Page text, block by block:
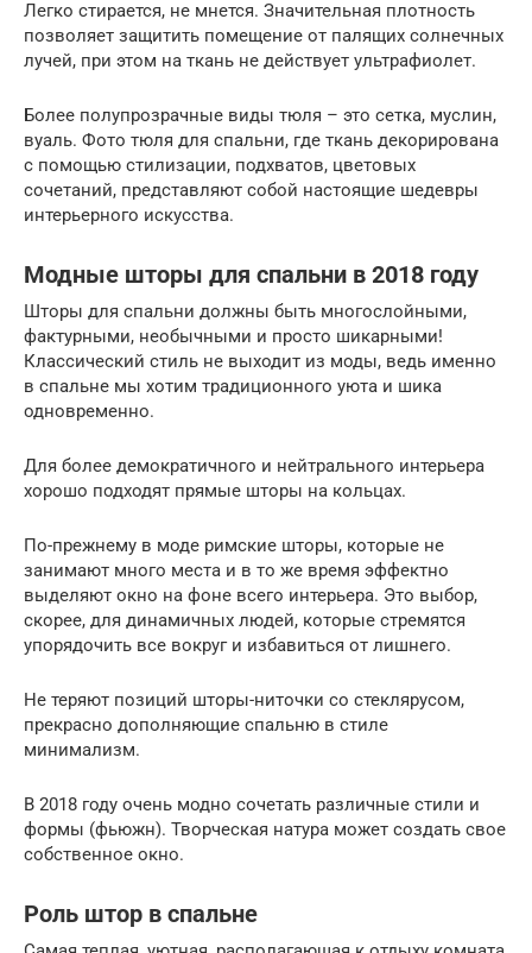
Легко стирается, не мнется. Значительная плотность
позволяет защитить помещение от палящих солнечных
лучей, при этом на ткань не действует ультрафиолет.
Более полупрозрачные виды тюля – это сетка, муслин,
вуаль. Фото тюля для спальни, где ткань декорирована
с помощью стилизации, подхватов, цветовых
сочетаний, представляют собой настоящие шедевры
интерьерного искусства.
Модные шторы для спальни в 2018 году
Шторы для спальни должны быть многослойными,
фактурными, необычными и просто шикарными!
Классический стиль не выходит из моды, ведь именно
в спальне мы хотим традиционного уюта и шика
одновременно.
Для более демократичного и нейтрального интерьера
хорошо подходят прямые шторы на кольцах.
По-прежнему в моде римские шторы, которые не
занимают много места и в то же время эффектно
выделяют окно на фоне всего интерьера. Это выбор,
скорее, для динамичных людей, которые стремятся
упорядочить все вокруг и избавиться от лишнего.
Не теряют позиций шторы-ниточки со стеклярусом,
прекрасно дополняющие спальню в стиле
минимализм.
В 2018 году очень модно сочетать различные стили и
формы (фьюжн). Творческая натура может создать свое
собственное окно.
Роль штор в спальне